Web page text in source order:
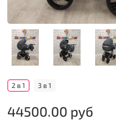
2 в 1 3 в 1
44500.00 руб